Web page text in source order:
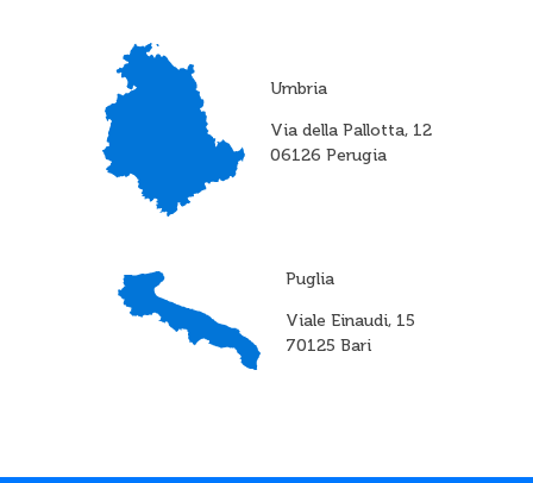
Umbria
Via della Pallotta, 12
06126 Perugia
Puglia
Viale Einaudi, 15
70125 Bari